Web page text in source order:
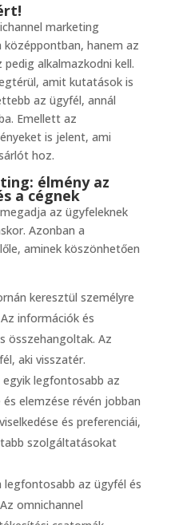
marketing
középpontban, hanem az
alkalmazkodni kell.
amit kutatások is
az ügyfél, annál
Emellett az
is jelent, ami
hoz.
élmény az
a cégnek
az ügyfeleknek
Azonban a
aminek köszönhetően
keresztül személyre
információk és
összehangoltak. Az
aki visszatér.
legfontosabb az
elemzése révén jobban
és preferenciái,
szolgáltatásokat
az ügyfél és
omnichannel